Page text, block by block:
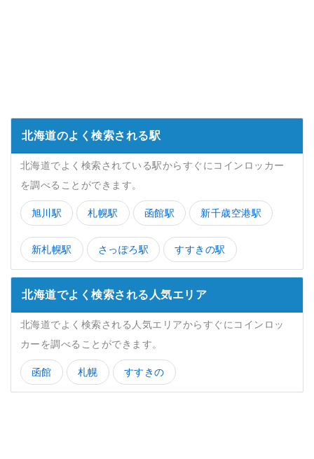
北海道のよく検索される駅
北海道でよく検索されている駅からすぐにコインロッカー
を調べることができます。
旭川駅 札幌駅 函館駅 新千歳空港駅
新札幌駅 さっぽろ駅 すすきの駅
北海道でよく検索される人気エリア
北海道でよく検索される人気エリアからすぐにコインロッ
カーを調べることができます。
函館 札幌 すすきの